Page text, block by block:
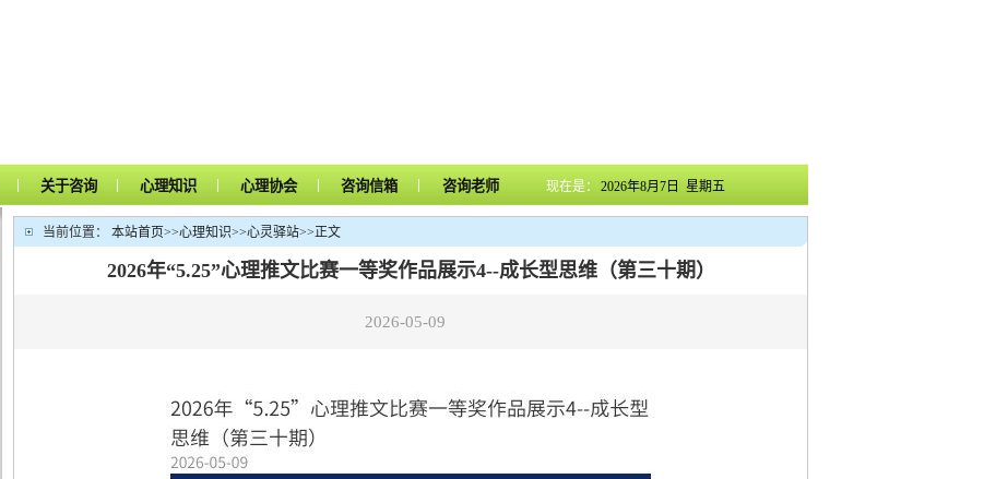
| 关于咨询 | 心理知识 | 心理协会 | 咨询信箱 | 咨询老师 现在是： 2026年8月7日 星期五
当前位置： 本站首页>>心理知识>>心灵驿站>>正文
2026年“5.25”心理推文比赛一等奖作品展示4--成长型思维（第三十期）
2026-05-09